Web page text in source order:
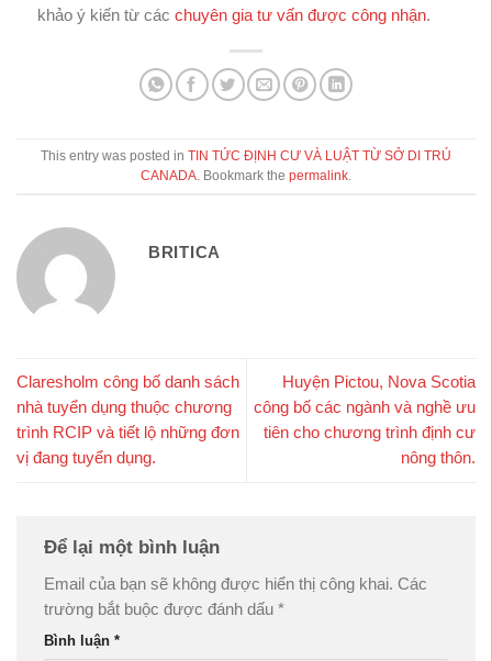
khảo ý kiến từ các chuyên gia tư vấn được công nhận.
This entry was posted in TIN TỨC ĐỊNH CƯ VÀ LUẬT TỪ SỞ DI TRÚ
CANADA . Bookmark the permalink
BRITICA
Claresholm công bố danh sách
nhà tuyển dụng thuộc chương
trình RCIP và tiết lộ những đơn
vị đang tuyển dụng.
Huyện Pictou, Nova Scotia
công bố các ngành và nghề ưu
tiên cho chương trình định cư
nông thôn.
Để lại một bình luận
Email của bạn sẽ không được hiển thị công khai. Các
trường bắt buộc được đánh dấu *
Bình luận *